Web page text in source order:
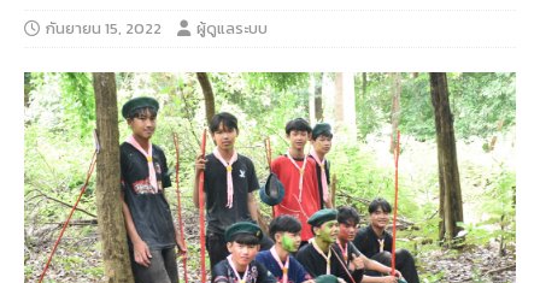
กันยายน 15, 2022 ผู้ดูแลระบบ